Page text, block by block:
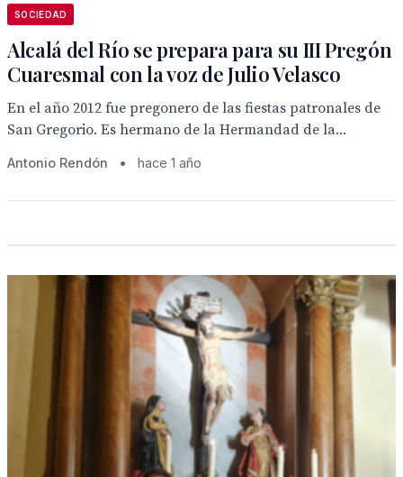
SOCIEDAD
Alcalá del Río se prepara para su III Pregón
Cuaresmal con la voz de Julio Velasco
En el año 2012 fue pregonero de las fiestas patronales de
San Gregorio. Es hermano de la Hermandad de la...
Antonio Rendón • hace 1 año